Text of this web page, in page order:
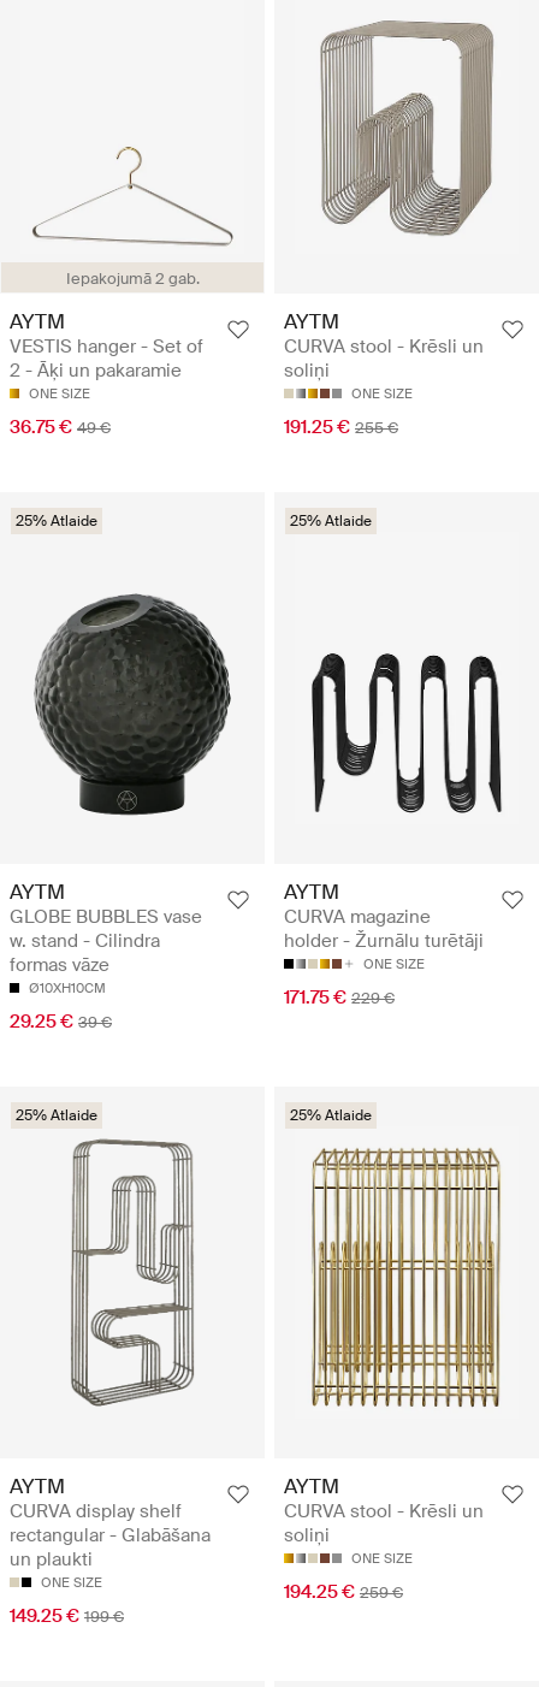
Iepakojumā 2 gab.
AYTM
VESTIS hanger - Set of
2 - Āķi un pakaramie
ONE SIZE
36.75 € 49 €
AYTM
CURVA stool - Krēsli un
soliņi
ONE SIZE
191.25 € 255 €
25% Atlaide
AYTM
GLOBE BUBBLES vase
w. stand - Cilindra
formas vāze
Ø10XH10CM
29.25 € 39 €
25% Atlaide
AYTM
CURVA magazine
holder - Žurnālu turētāji
ONE SIZE
171.75 € 229 €
25% Atlaide
AYTM
CURVA display shelf
rectangular - Glabāšana
un plaukti
ONE SIZE
149.25 € 199 €
25% Atlaide
AYTM
CURVA stool - Krēsli un
soliņi
ONE SIZE
194.25 € 259 €